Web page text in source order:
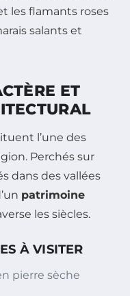
les flamants roses
salants et
ET
l’une des
Perchés sur
dans des vallées
patrimoine
les siècles.
À VISITER
pierre sèche